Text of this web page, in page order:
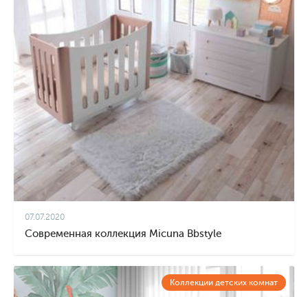
07.07.2020
Современная коллекция Micuna Bbstyle
Коллекции детских комнат